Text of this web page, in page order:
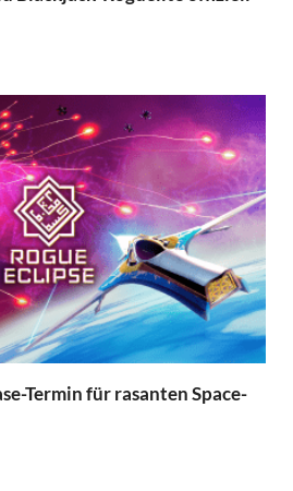
Termin für rasanten Space-